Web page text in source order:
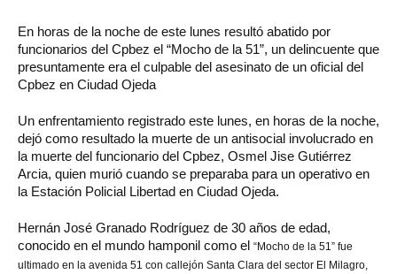
En horas de la noche de este lunes resultó abatido por
funcionarios del Cpbez el “Mocho de la 51”, un delincuente que
presuntamente era el culpable del asesinato de un oficial del
Cpbez en Ciudad Ojeda
Un enfrentamiento registrado este lunes, en horas de la noche,
dejó como resultado la muerte de un antisocial involucrado en
la muerte del funcionario del Cpbez, Osmel Jise Gutiérrez
Arcia, quien murió cuando se preparaba para un operativo en
la Estación Policial Libertad en Ciudad Ojeda.
Hernán José Granado Rodríguez de 30 años de edad,
conocido en el mundo hamponil como el “Mocho de la 51” fue
ultimado en la avenida 51 con callejón Santa Clara del sector El Milagro,